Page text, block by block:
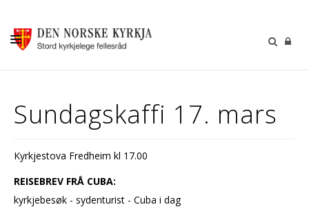
GUDSTENESTER
BARN OG UNGDOM
Sundagskaffi 17. mars
Kyrkjestova Fredheim kl 17.00
REISEBREV FRÅ CUBA:
kyrkjebesøk - sydenturist - Cuba i dag